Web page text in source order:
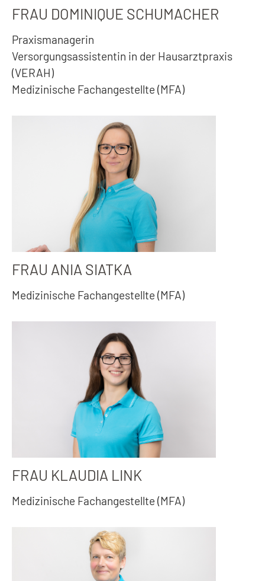
FRAU DOMINIQUE SCHUMACHER
Praxismanagerin
Versorgungsassistentin in der Hausarztpraxis
(VERAH)
Medizinische Fachangestellte (MFA)
FRAU ANIA SIATKA
Medizinische Fachangestellte (MFA)
FRAU KLAUDIA LINK
Medizinische Fachangestellte (MFA)